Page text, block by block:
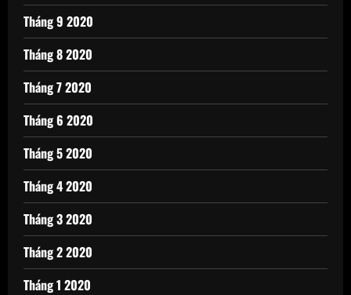
Tháng 9 2020
Tháng 8 2020
Tháng 7 2020
Tháng 6 2020
Tháng 5 2020
Tháng 4 2020
Tháng 3 2020
Tháng 2 2020
Tháng 1 2020